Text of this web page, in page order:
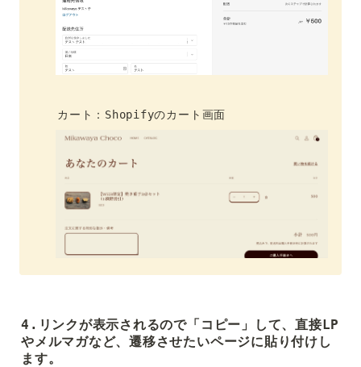
カート：Shopifyのカート画面
4.リンクが表示されるので「コピー」して、直接LP
やメルマガなど、遷移させたいページに貼り付けし
ます。